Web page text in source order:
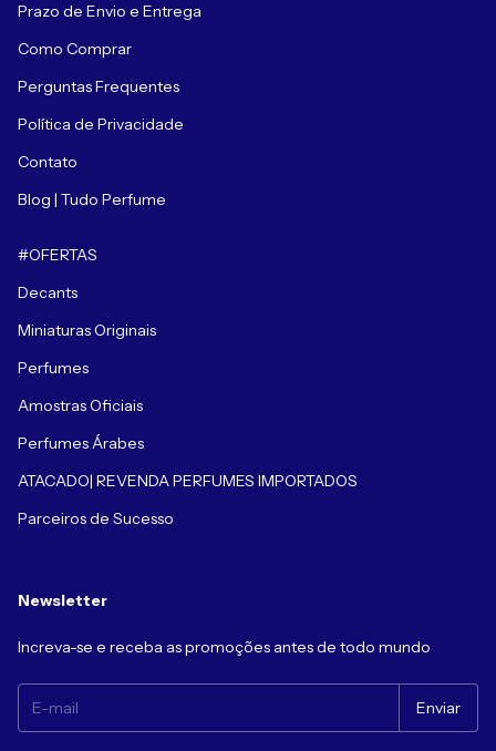
Prazo de Envio e Entrega
Como Comprar
Perguntas Frequentes
Política de Privacidade
Contato
Blog | Tudo Perfume
#OFERTAS
Decants
Miniaturas Originais
Perfumes
Amostras Oficiais
Perfumes Árabes
ATACADO| REVENDA PERFUMES IMPORTADOS
Parceiros de Sucesso
Newsletter
Increva-se e receba as promoções antes de todo mundo